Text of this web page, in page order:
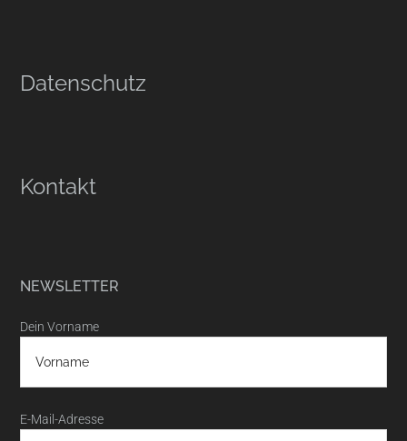
Datenschutz
Kontakt
NEWSLETTER
Dein Vorname
E-Mail-Adresse